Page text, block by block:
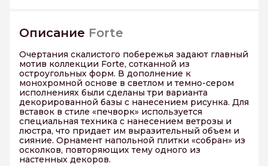
Описание Forte
Очертания скалистого побережья задают главный
мотив коллекции Forte, сотканной из
остроугольных форм. В дополнение к
монохромной основе в светлом и темно-сером
исполнениях были сделаны три варианта
декорированной базы с нанесением рисунка. Для
вставок в стиле «печворк» используется
специальная техника с нанесением ветрозы и
люстра, что придает им выразительный объем и
сияние. Орнамент напольной плитки «собран» из
осколков, повторяющих тему одного из
настенных декоров.